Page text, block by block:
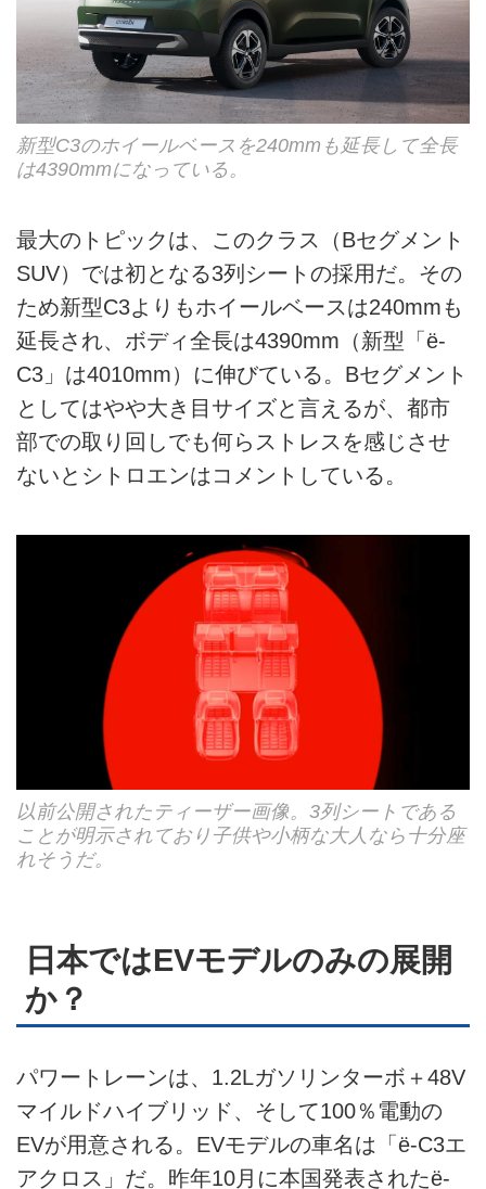
新型C3のホイールベースを240mmも延長して全長
は4390mmになっている。
最大のトピックは、このクラス（Bセグメント
SUV）では初となる3列シートの採用だ。その
ため新型C3よりもホイールベースは240mmも
延長され、ボディ全長は4390mm（新型「ë-
C3」は4010mm）に伸びている。Bセグメント
としてはやや大き目サイズと言えるが、都市
部での取り回しでも何らストレスを感じさせ
ないとシトロエンはコメントしている。
以前公開されたティーザー画像。3列シートである
ことが明示されており子供や小柄な大人なら十分座
れそうだ。
日本ではEVモデルのみの展開
か？
パワートレーンは、1.2Lガソリンターボ＋48V
マイルドハイブリッド、そして100％電動の
EVが用意される。EVモデルの車名は「ë-C3エ
アクロス」だ。昨年10月に本国発表されたë-